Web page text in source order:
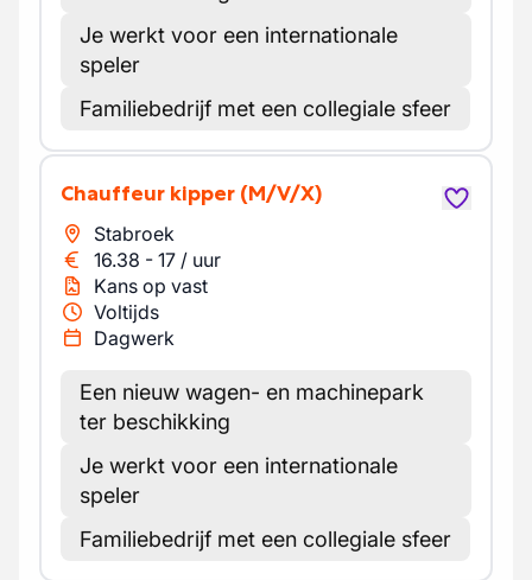
Je werkt voor een internationale
speler
Familiebedrijf met een collegiale sfeer
Chauffeur kipper (M/V/X)
Stabroek
16.38 - 17 / uur
Kans op vast
Voltijds
Dagwerk
Een nieuw wagen- en machinepark
ter beschikking
Je werkt voor een internationale
speler
Familiebedrijf met een collegiale sfeer